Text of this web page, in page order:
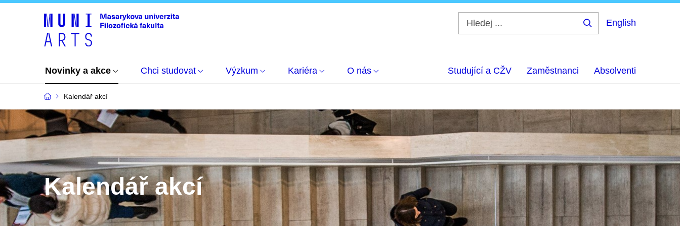
English
Novinky a akce Chci studovat Výzkum Kariéra O nás Studující a CŽV Zaměstnanci Absolventi
Kalendář akcí
Kalendář akcí